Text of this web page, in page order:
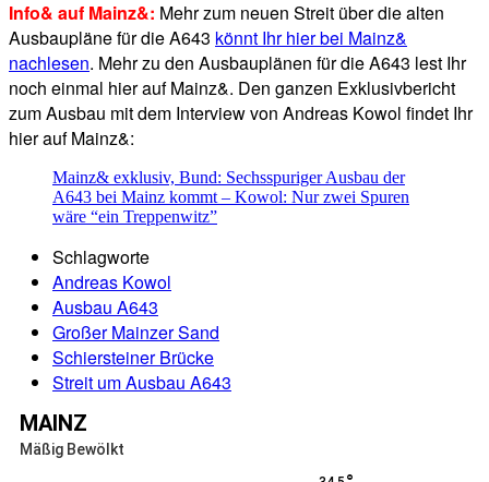
Info& auf Mainz&: Mehr zum neuen Streit über die alten
Ausbaupläne für die A643 könnt Ihr hier bei Mainz&
nachlesen. Mehr zu den Ausbauplänen für die A643 lest Ihr
noch einmal hier auf Mainz&. Den ganzen Exklusivbericht
zum Ausbau mit dem Interview von Andreas Kowol findet Ihr
hier auf Mainz&:
Mainz& exklusiv, Bund: Sechsspuriger Ausbau der
A643 bei Mainz kommt – Kowol: Nur zwei Spuren
wäre “ein Treppenwitz”
Schlagworte
Andreas Kowol
Ausbau A643
Großer Mainzer Sand
Schiersteiner Brücke
Streit um Ausbau A643
MAINZ
Mäßig Bewölkt